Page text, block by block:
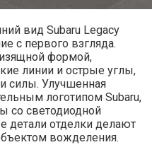
вид Subaru Legacy
с первого взгляда.
формой,
линии и острые углы,
силы. Улучшенная
логотипом Subaru,
со светодиодной
детали отделки делают
вожделения.